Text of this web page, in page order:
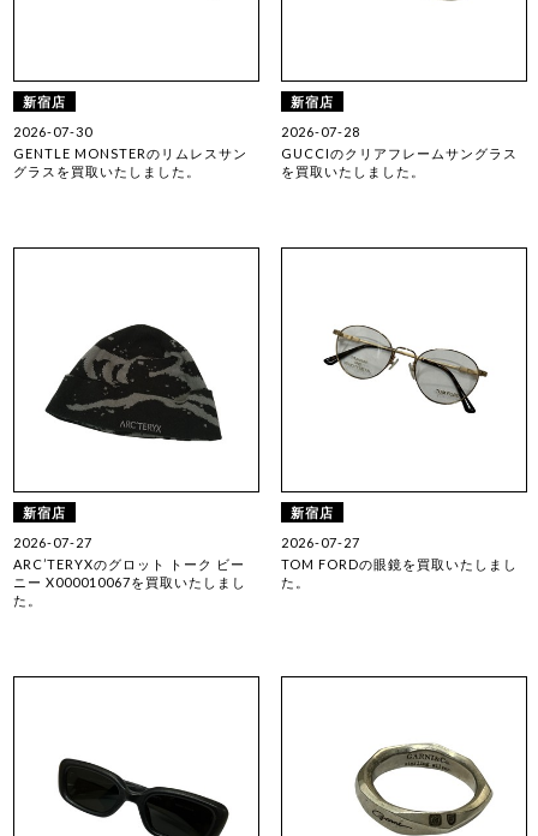
新宿店
2026-07-30
GENTLE MONSTERのリムレスサン
グラスを買取いたしました。
新宿店
2026-07-28
GUCCIのクリアフレームサングラス
を買取いたしました。
新宿店
2026-07-27
ARC’TERYXのグロット トーク ビー
ニー X000010067を買取いたしまし
た。
新宿店
2026-07-27
TOM FORDの眼鏡を買取いたしまし
た。